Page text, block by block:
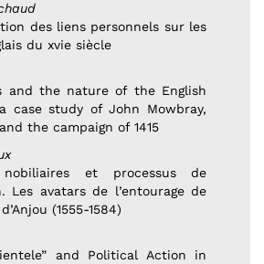
des liens personnels sur les
du xvie siècle
and the nature of the English
case study of John Mowbray,
the campaign of 1415
nobiliaires et processus de
Les avatars de l’entourage de
(1555-1584)
and Political Action in